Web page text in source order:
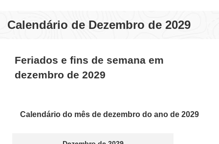
Calendário de Dezembro de 2029
Feriados e fins de semana em
dezembro de 2029
Calendário do mês de dezembro do ano de 2029